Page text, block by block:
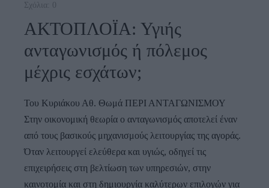
Σχόλια: 0
ΑΚΤΟΠΛΟΪΑ: Υγιής
ανταγωνισμός ή πόλεμος
μέχρις εσχάτων;
Του Κυριάκου Αθ. Θωμά ΠΕΡΙ ΑΝΤΑΓΩΝΙΣΜΟΥ
Στην οικονομική θεωρία ο ανταγωνισμός αποτελεί έναν
από τους βασικούς μηχανισμούς λειτουργίας της αγοράς.
Όταν λειτουργεί ελεύθερα και υγιώς, οδηγεί τις
επιχειρήσεις στη βελτίωση των υπηρεσιών, στην
καινοτομία και στη δημιουργία καλύτερων επιλογών για